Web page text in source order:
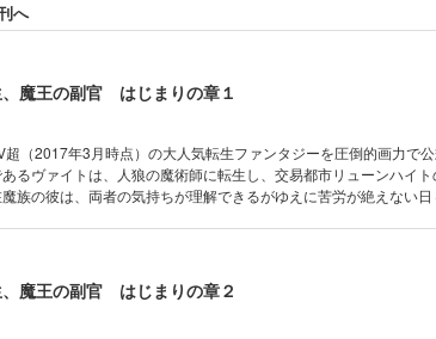
へ
、魔王の副官 はじまりの章１
（2017年3月時点）の大人気転生ファンタジーを圧倒的画力で公式コミカ
るヴァイトは、人狼の魔術師に転生し、交易都市リューンハイ
族の彼は、両者の気持ちが理解できるがゆえに苦労が絶えない
月氏による書き下ろし小説も特別収録! ! ※「小説家になろう」は株式会社ヒナプロジェ
す。
、魔王の副官 はじまりの章２